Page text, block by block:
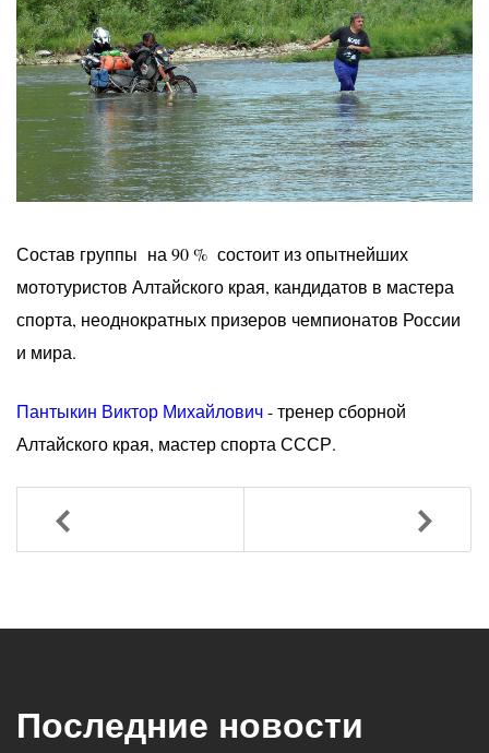
Состав группы на 90 % состоит из опытнейших
мототуристов Алтайского края, кандидатов в мастера
спорта, неоднократных призеров чемпионатов России
и мира.
Пантыкин Виктор Михайлович- тренер сборной
Алтайского края, мастер спорта СССР.
Назад Вперед
Последние новости